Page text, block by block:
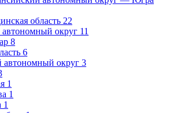
область 22
округ 11
8
6
автономный округ 3
1
1
1